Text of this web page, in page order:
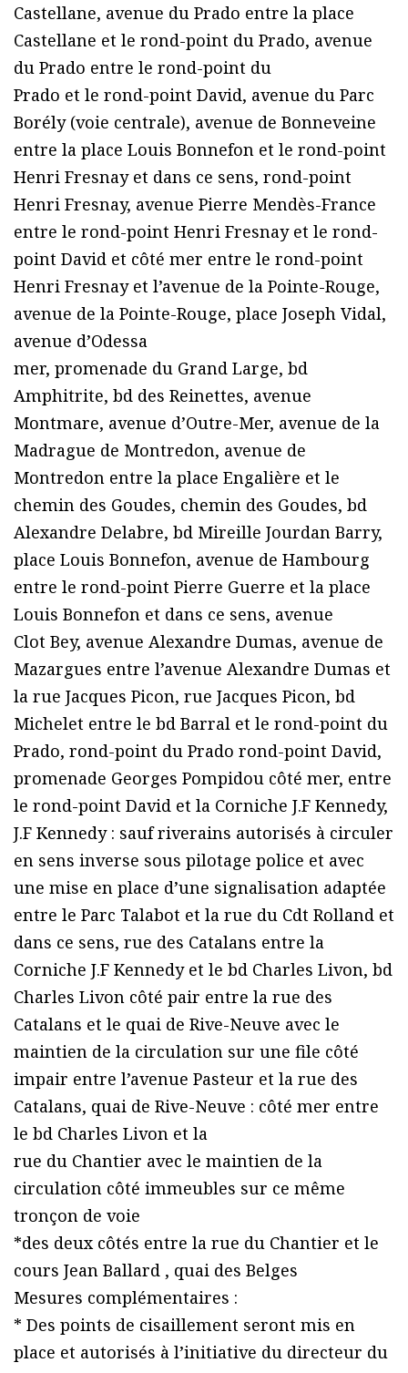
Castellane, avenue du Prado entre la place
Castellane et le rond-point du Prado, avenue
du Prado entre le rond-point du
Prado et le rond-point David, avenue du Parc
Borély (voie centrale), avenue de Bonneveine
entre la place Louis Bonnefon et le rond-point
Henri Fresnay et dans ce sens, rond-point
Henri Fresnay, avenue Pierre Mendès-France
entre le rond-point Henri Fresnay et le rond-
point David et côté mer entre le rond-point
Henri Fresnay et l’avenue de la Pointe-Rouge,
avenue de la Pointe-Rouge, place Joseph Vidal,
avenue d’Odessa
mer, promenade du Grand Large, bd
Amphitrite, bd des Reinettes, avenue
Montmare, avenue d’Outre-Mer, avenue de la
Madrague de Montredon, avenue de
Montredon entre la place Engalière et le
chemin des Goudes, chemin des Goudes, bd
Alexandre Delabre, bd Mireille Jourdan Barry,
place Louis Bonnefon, avenue de Hambourg
entre le rond-point Pierre Guerre et la place
Louis Bonnefon et dans ce sens, avenue
Clot Bey, avenue Alexandre Dumas, avenue de
Mazargues entre l’avenue Alexandre Dumas et
la rue Jacques Picon, rue Jacques Picon, bd
Michelet entre le bd Barral et le rond-point du
Prado, rond-point du Prado rond-point David,
promenade Georges Pompidou côté mer, entre
le rond-point David et la Corniche J.F Kennedy,
J.F Kennedy : sauf riverains autorisés à circuler
en sens inverse sous pilotage police et avec
une mise en place d’une signalisation adaptée
entre le Parc Talabot et la rue du Cdt Rolland et
dans ce sens, rue des Catalans entre la
Corniche J.F Kennedy et le bd Charles Livon, bd
Charles Livon côté pair entre la rue des
Catalans et le quai de Rive-Neuve avec le
maintien de la circulation sur une file côté
impair entre l’avenue Pasteur et la rue des
Catalans, quai de Rive-Neuve : côté mer entre
le bd Charles Livon et la
rue du Chantier avec le maintien de la
circulation côté immeubles sur ce même
tronçon de voie
*des deux côtés entre la rue du Chantier et le
cours Jean Ballard , quai des Belges
Mesures complémentaires :
* Des points de cisaillement seront mis en
place et autorisés à l’initiative du directeur du